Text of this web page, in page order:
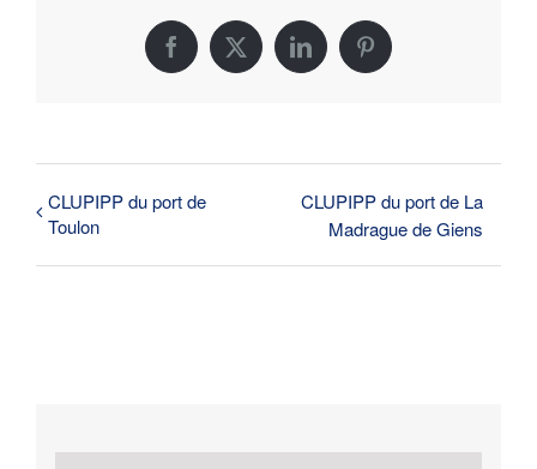
Facebook
X LinkedInPinterest
CLUPIPP du port de
Toulon
CLUPIPP du port de La
Madrague de Giens